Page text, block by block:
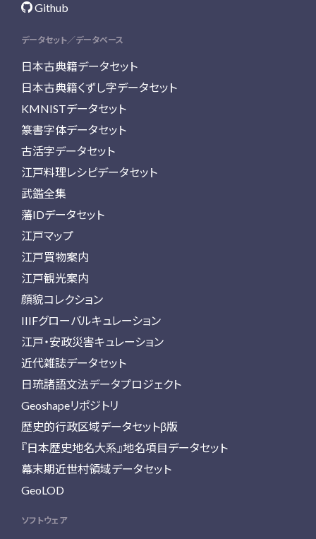
Github
データセット／データベース
日本古典籍データセット
日本古典籍くずし字データセット
KMNISTデータセット
篆書字体データセット
古活字データセット
江戸料理レシピデータセット
武鑑全集
藩IDデータセット
江戸マップ
江戸買物案内
江戸観光案内
顔貌コレクション
IIIFグローバルキュレーション
江戸・安政災害キュレーション
近代雑誌データセット
日琉諸語文法データプロジェクト
Geoshapeリポジトリ
歴史的行政区域データセットβ版
『日本歴史地名大系』地名項目データセット
幕末期近世村領域データセット
GeoLOD
ソフトウェア